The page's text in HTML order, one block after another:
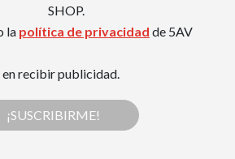
SHOP.
la política de privacidad de 5AV
recibir publicidad.
¡SUSCRIBIRME!